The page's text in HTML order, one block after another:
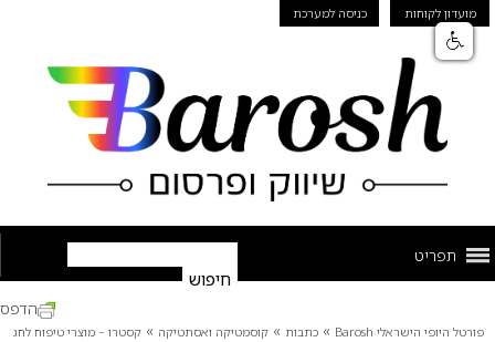
מועדון לקוחות כניסה למערכת
תפריט
פורטל היופי הישראלי Barosh » כתבות » קוסמטיקה ואסתטיקה » קסטרו – מוצרי טיפוח לחג
הדפס